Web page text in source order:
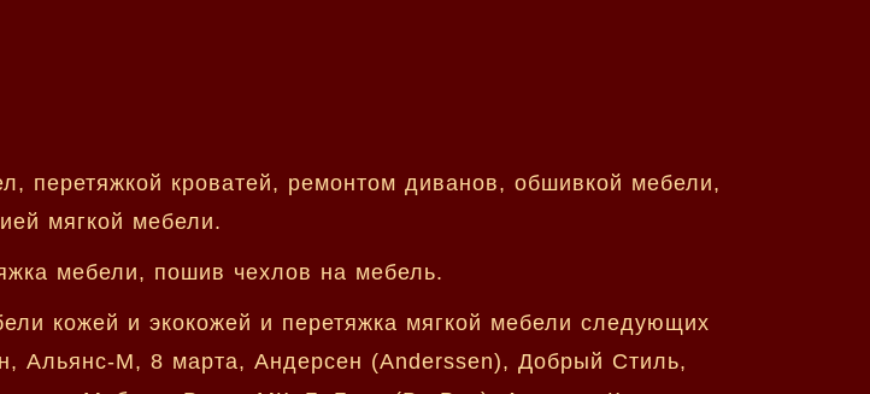
перетяжкой кроватей, ремонтом диванов, обшивкой мебели,
мягкой мебели.
мебели, пошив чехлов на мебель.
кожей и экокожей и перетяжка мягкой мебели следующих
Альянс-М, 8 марта, Андерсен (Anderssen), Добрый Стиль,